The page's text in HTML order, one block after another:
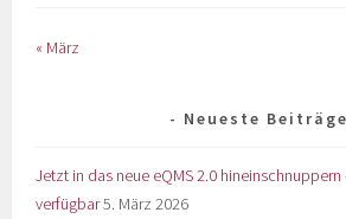
« März
Neueste Beiträge
Jetzt in das neue eQMS 2.0
verfügbar5. März 2026